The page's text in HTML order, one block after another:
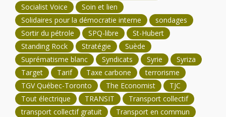
Socialist Voice
Soin et lien
Solidaires pour la démocratie interne
sondages
Sortir du pétrole
SPQ-libre
St-Hubert
Standing Rock
Stratégie
Suède
Suprématisme blanc
Syndicats Syrie
Syriza
Target
Tarif Taxe carbone
terrorisme
TGV Québec-Toronto
The Economist
TJC
Tout électrique
TRANSIT
Transport collectif
transport collectif gratuit
Transport en commun